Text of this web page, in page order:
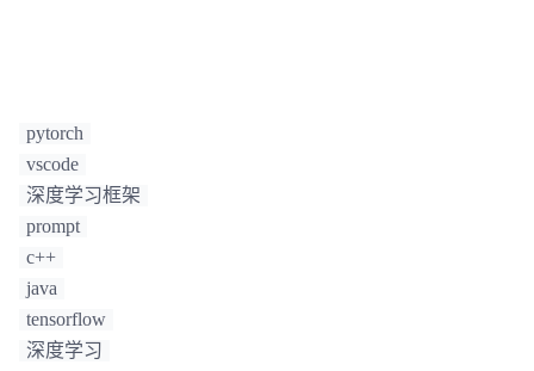
pytorch
vscode
深度学习框架
prompt
c++
java
tensorflow
深度学习